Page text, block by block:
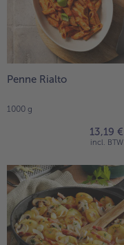
Penne Rialto
1000 g
13,19 €
incl. BTW